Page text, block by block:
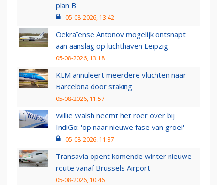
plan B
05-08-2026, 13:42
Oekraïense Antonov mogelijk ontsnapt
aan aanslag op luchthaven Leipzig
05-08-2026, 13:18
KLM annuleert meerdere vluchten naar
Barcelona door staking
05-08-2026, 11:57
Willie Walsh neemt het roer over bij
IndiGo: 'op naar nieuwe fase van groei'
05-08-2026, 11:37
Transavia opent komende winter nieuwe
route vanaf Brussels Airport
05-08-2026, 10:46